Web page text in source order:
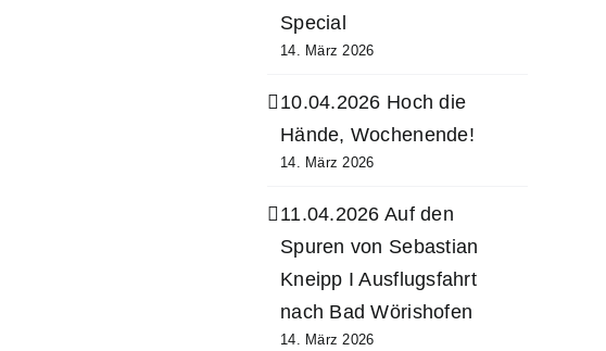
Special
14. März 2026
10.04.2026 Hoch die
Hände, Wochenende!
14. März 2026
11.04.2026 Auf den
Spuren von Sebastian
Kneipp I Ausflugsfahrt
nach Bad Wörishofen
14. März 2026